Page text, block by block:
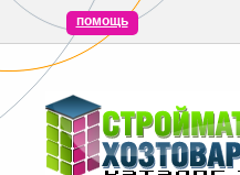
помощь